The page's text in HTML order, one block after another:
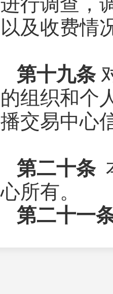
以及收费情
第十九条
的组织和个
播交易中心
第二十条
心所有。
第二十一